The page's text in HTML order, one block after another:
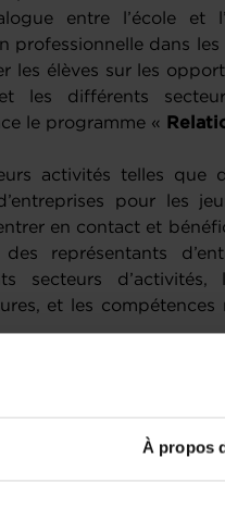
À propos
entre l’école et
professionnelle dans
les élèves sur les
et les différents
le programme «
activités telles que
pour les
en contact et
représentants
secteurs d’activités,
et les compétences
développe
de